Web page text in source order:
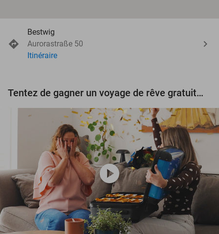
Bestwig
Aurorastraße 50
Itinéraire
Tentez de gagner un voyage de rêve gratuit d'une valeur de 3.000 € !
play_circle